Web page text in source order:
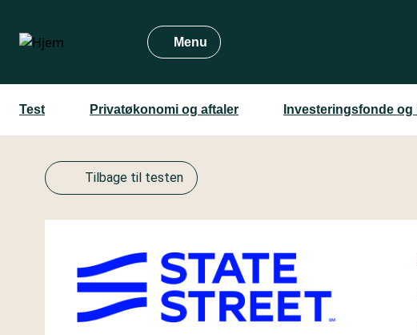
hovedindhold
Menu
Test Privatøkonomi og aftaler Investeringsfonde
Tilbage til testen